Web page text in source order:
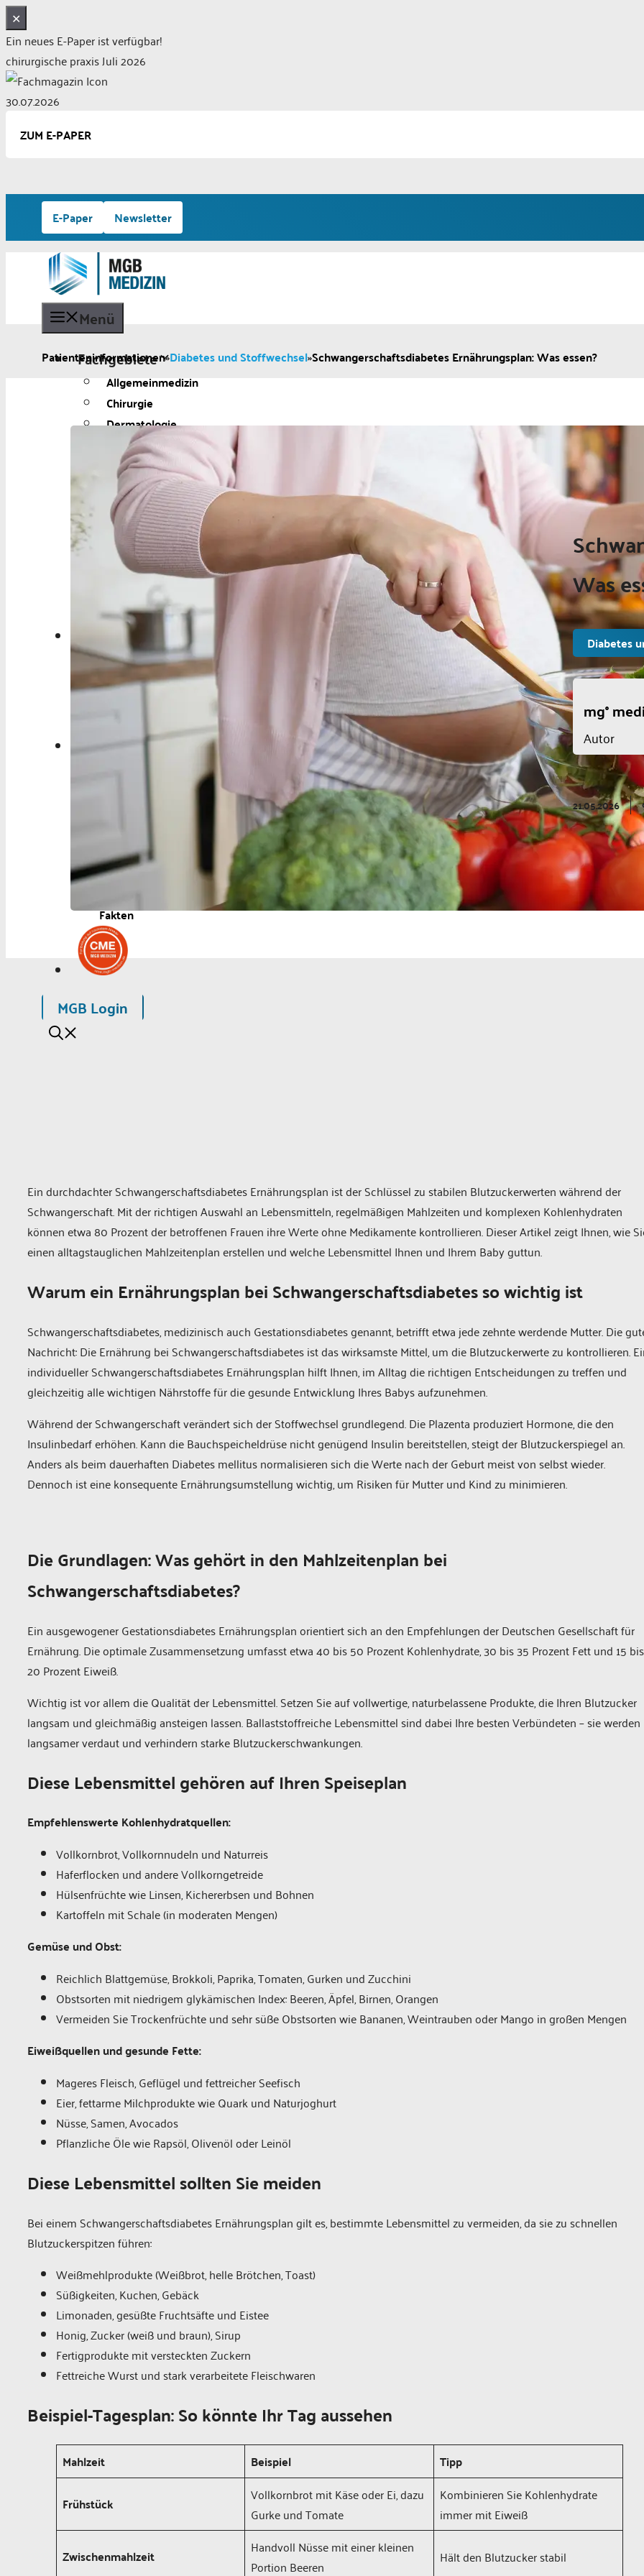
✕
Ein neues E-Paper ist verfügbar!
chirurgische praxis Juli 2026
30.07.2026
ZUM E-PAPER
springen
E-Paper Newsletter
Menü
Fachgebiete
Allgemeinmedizin
Chirurgie
Dermatologie
Diabetologie
Gynäkologie
Kardiologie
Neurologie und
Psychiatrie
Onkologie
Ophthalmologie
Pädiatrie
Urologie
Aktuelles
Aktuelles
Berufspolitik
Service
Podcast
Veranstaltungen
Fakten
MGB Login
Patienteninformationen»Diabetes und Stoffwechsel»Schwangerschaftsdiabetes Ernährungsplan: Was essen?
Was
Diabetes
mg°
Autor
21.05.2026
Ein durchdachter Schwangerschaftsdiabetes Ernährungsplan ist der Schlüssel zu stabilen Blutzuckerwerten während der
Schwangerschaft. Mit der richtigen Auswahl an Lebensmitteln, regelmäßigen Mahlzeiten und komplexen Kohlenhydraten
können etwa 80 Prozent der betroffenen Frauen ihre Werte ohne Medikamente kontrollieren. Dieser Artikel zeigt Ihnen, wie
einen alltagstauglichen Mahlzeitenplan erstellen und welche Lebensmittel Ihnen und Ihrem Baby guttun.
Warum ein Ernährungsplan bei Schwangerschaftsdiabetes so wichtig ist
Schwangerschaftsdiabetes, medizinisch auch Gestationsdiabetes genannt, betrifft etwa jede zehnte werdende Mutter. Die
Nachricht: Die Ernährung bei Schwangerschaftsdiabetes ist das wirksamste Mittel, um die Blutzuckerwerte zu kontrollieren.
individueller Schwangerschaftsdiabetes Ernährungsplan hilft Ihnen, im Alltag die richtigen Entscheidungen zu treffen und
gleichzeitig alle wichtigen Nährstoffe für die gesunde Entwicklung Ihres Babys aufzunehmen.
Während der Schwangerschaft verändert sich der Stoffwechsel grundlegend. Die Plazenta produziert Hormone, die den
Insulinbedarf erhöhen. Kann die Bauchspeicheldrüse nicht genügend Insulin bereitstellen, steigt der Blutzuckerspiegel an.
Anders als beim dauerhaften Diabetes mellitus normalisieren sich die Werte nach der Geburt meist von selbst wieder.
Dennoch ist eine konsequente Ernährungsumstellung wichtig, um Risiken für Mutter und Kind zu minimieren.
Die Grundlagen: Was gehört in den Mahlzeitenplan bei
Schwangerschaftsdiabetes?
Ein ausgewogener Gestationsdiabetes Ernährungsplan orientiert sich an den Empfehlungen der Deutschen Gesellschaft für
Ernährung. Die optimale Zusammensetzung umfasst etwa 40 bis 50 Prozent Kohlenhydrate, 30 bis 35 Prozent Fett und 15 bis
20 Prozent Eiweiß.
Wichtig ist vor allem die Qualität der Lebensmittel. Setzen Sie auf vollwertige, naturbelassene Produkte, die Ihren Blutzucker
langsam und gleichmäßig ansteigen lassen. Ballaststoffreiche Lebensmittel sind dabei Ihre besten Verbündeten – sie werden
langsamer verdaut und verhindern starke Blutzuckerschwankungen.
Diese Lebensmittel gehören auf Ihren Speiseplan
Empfehlenswerte Kohlenhydratquellen:
Vollkornbrot, Vollkornnudeln und Naturreis
Haferflocken und andere Vollkorngetreide
Hülsenfrüchte wie Linsen, Kichererbsen und Bohnen
Kartoffeln mit Schale (in moderaten Mengen)
Gemüse und Obst:
Reichlich Blattgemüse, Brokkoli, Paprika, Tomaten, Gurken und Zucchini
Obstsorten mit niedrigem glykämischen Index: Beeren, Äpfel, Birnen, Orangen
Vermeiden Sie Trockenfrüchte und sehr süße Obstsorten wie Bananen, Weintrauben oder Mango in großen Mengen
Eiweißquellen und gesunde Fette:
Mageres Fleisch, Geflügel und fettreicher Seefisch
Eier, fettarme Milchprodukte wie Quark und Naturjoghurt
Nüsse, Samen, Avocados
Pflanzliche Öle wie Rapsöl, Olivenöl oder Leinöl
Diese Lebensmittel sollten Sie meiden
Bei einem Schwangerschaftsdiabetes Ernährungsplan gilt es, bestimmte Lebensmittel zu vermeiden, da sie zu schnellen
Blutzuckerspitzen führen:
Weißmehlprodukte (Weißbrot, helle Brötchen, Toast)
Süßigkeiten, Kuchen, Gebäck
Limonaden, gesüßte Fruchtsäfte und Eistee
Honig, Zucker (weiß und braun), Sirup
Fertigprodukte mit versteckten Zuckern
Fettreiche Wurst und stark verarbeitete Fleischwaren
Beispiel-Tagesplan: So könnte Ihr Tag aussehen
Mahlzeit Beispiel Tipp
Frühstück
Vollkornbrot mit Käse oder Ei, dazu
Gurke und Tomate
Kombinieren Sie Kohlenhydrate
immer mit Eiweiß
Zwischenmahlzeit
Handvoll Nüsse mit einer kleinen
Portion Beeren
Hält den Blutzucker stabil